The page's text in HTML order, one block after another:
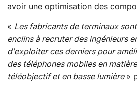
avoir une optimisation des
« Les fabricants de terminaux
enclins à recruter des ingénieurs
d'exploiter ces derniers pour
des téléphones mobiles en
téléobjectif et en basse lumière »